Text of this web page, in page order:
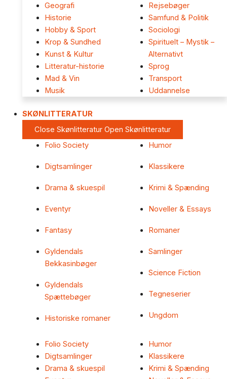
Geografi
Historie
Hobby & Sport
Krop & Sundhed
Kunst & Kultur
Litteratur-historie
Mad & Vin
Musik
Rejsebøger
Samfund & Politik
Sociologi
Spirituelt – Mystik –
Alternativt
Sprog
Transport
Uddannelse
SKØNLITTERATUR
Close Skønlitteratur Open Skønlitteratur
Folio Society
Digtsamlinger
Drama & skuespil
Eventyr
Fantasy
Gyldendals
Bekkasinbøger
Gyldendals
Spættebøger
Historiske romaner
Humor
Klassikere
Krimi & Spænding
Noveller & Essays
Romaner
Samlinger
Science Fiction
Tegneserier
Ungdom
Folio Society
Digtsamlinger
Drama & skuespil
Humor
Klassikere
Krimi & Spænding